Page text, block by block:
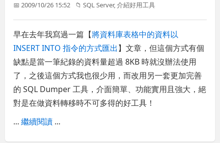
📅 2009/10/26 15:52 📁SQL Server,介紹好用工具
早在去年我寫過一篇【將資料庫表格中的資料以
INSERT INTO 指令的方式匯出】文章，但這個方式有個
缺點是當一筆紀錄的資料量超過 8KB 時就沒辦法使用
了，之後這個方式我也很少用，而改用另一套更加完善
的 SQL Dumper 工具，介面簡單、功能實用且強大，絕
對是在做資料轉移時不可多得的好工具！
...繼續閱讀 ...